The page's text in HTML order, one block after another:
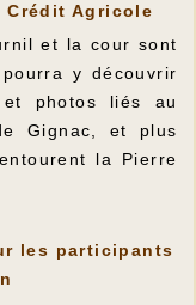
Crédit Agricole
et la cour sont
y découvrir
et photos liés au
Gignac, et plus
la Pierre
les participants